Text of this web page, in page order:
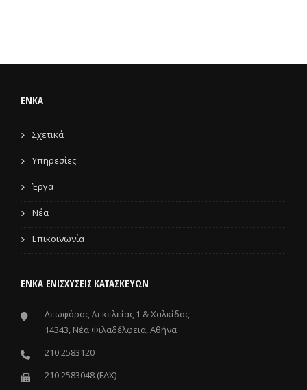
ENKA
Σχετικά
Υπηρεσίες
Έργα
Νέα
Επικοινωνία
ΕΝΚΑ ΕΝΙΣΧΎΣΕΙΣ ΚΑΤΑΣΚΕΥΏΝ
Λεωφόρος Δεκελείας 1 & Χαλκίδος
14343, Νέα Φιλαδέλφεια, Αθήνα
210 2583120
210 2583048 (FAX)